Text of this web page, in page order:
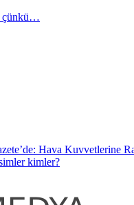
çünkü…
Hava Kuvvetlerine
kimler?